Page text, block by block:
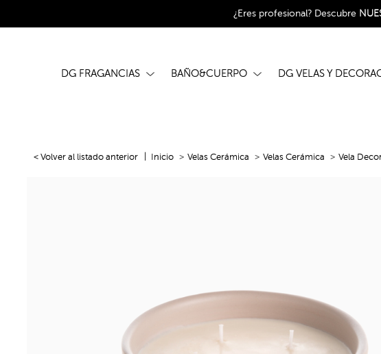
¿Eres profesional? Descubre
DG FRAGANCIAS BAÑO&CUERPO DG VELAS Y
< Volver al listado anterior Inicio Velas Cerámica Velas Cerámica Vela